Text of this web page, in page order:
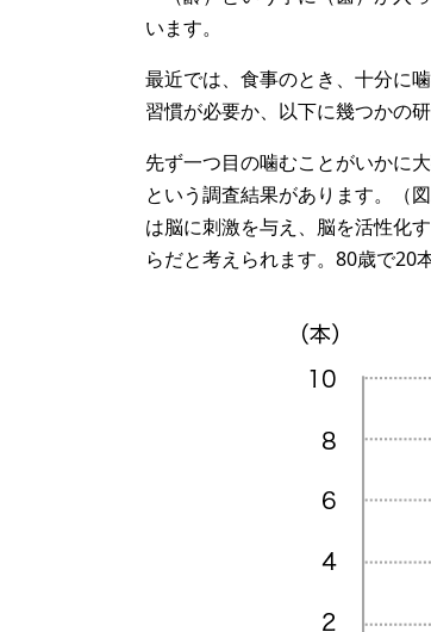
います。
最近では、食事のとき、十分に
習慣が必要か、以下に幾つかの
先ず一つ目の噛むことがいかに
という調査結果があります。（
は脳に刺激を与え、脳を活性化
らだと考えられます。80歳で20